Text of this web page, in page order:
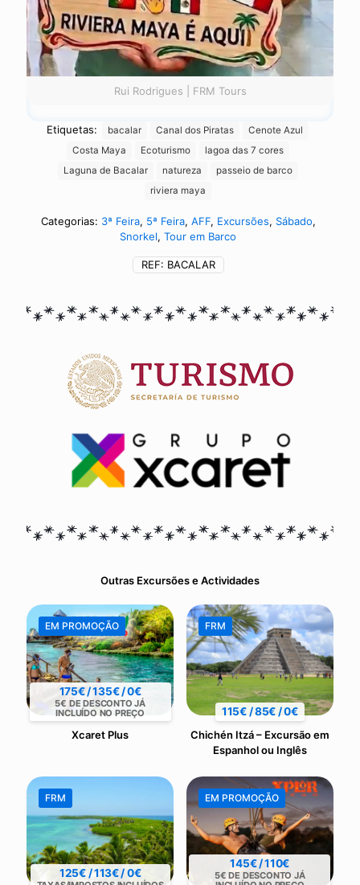
Rui Rodrigues | FRM Tours
Etiquetas: bacalar Canal dos Piratas
Cenote Azul
Costa Maya
Ecoturismo
lagoa das 7 cores
Laguna de Bacalar
natureza
passeio de barco
riviera maya
Categorias: 3ª Feira, 5ª Feira, AFF, Excursões, Sábado,
Snorkel, Tour em Barco
REF: BACALAR
Outras Excursões e Actividades
EM PROMOÇÃO
175€ / 135€ / 0€
5€ DE DESCONTO JÁ
INCLUÍDO NO PREÇO
Xcaret Plus
FRM
115€ / 85€ / 0€
Chichén Itzá – Excursão em
Espanhol ou Inglês
FRM
125€ / 113€ / 0€
EM PROMOÇÃO
145€ / 110€
5€ DE DESCONTO JÁ